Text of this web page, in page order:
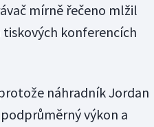
mírně řečeno mlžil
konferencích
náhradník Jordan
výkon a